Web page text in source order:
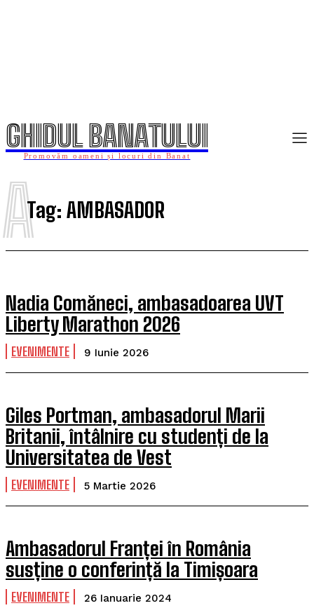
GHIDUL BANATULUI
Promovăm oameni și locuri din Banat
Tag: AMBASADOR
A
Nadia Comăneci, ambasadoarea UVT
Liberty Marathon 2026
EVENIMENTE 9 Iunie 2026
Giles Portman, ambasadorul Marii
Britanii, întâlnire cu studenți de la
Universitatea de Vest
EVENIMENTE 5 Martie 2026
Ambasadorul Franței în România
susține o conferință la Timișoara
EVENIMENTE 26 Ianuarie 2024